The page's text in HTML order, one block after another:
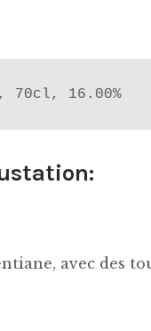
70cl, 16.00%
avec des